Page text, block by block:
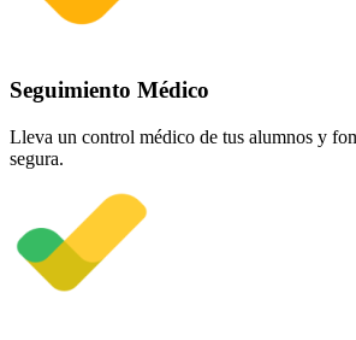
Seguimiento Médico
Lleva un control médico de tus alumnos y
segura.